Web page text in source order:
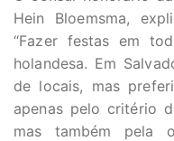
Hein Bloemsma,
“Fazer festas em
holandesa. Em
de locais, mas
apenas pelo critério
mas também pela